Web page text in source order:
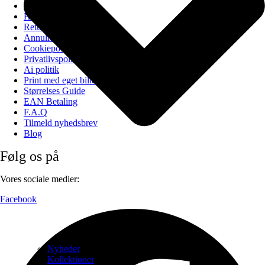
Nyheder
Kollektioner
Om PAPAPAPA
Handelsbetingelser
Returportal
Annuller ordre
Cookiepolitik (EU)
Privatlivspolitik
Ai politik
Print med eget billede
Størrelses Guide
EAN Betaling
F.A.Q
Tilmeld nyhedsbrev
Blog
Følg os på
Vores sociale medier:
Facebook